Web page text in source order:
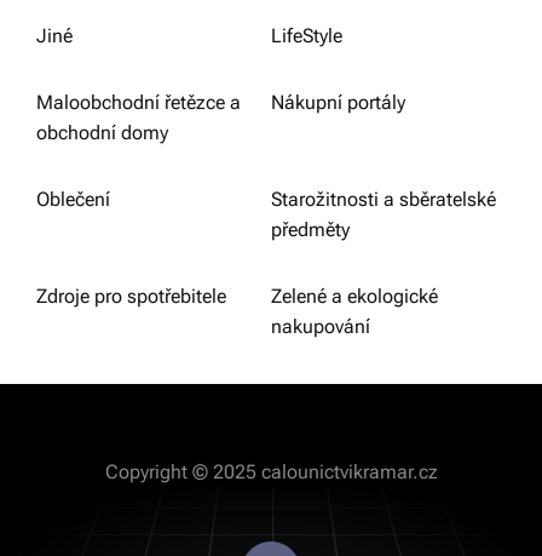
Jiné LifeStyle
Maloobchodní řetězce a
obchodní domy
Nákupní portály
Oblečení
Starožitnosti a sběratelské
předměty
Zdroje pro spotřebitele
Zelené a ekologické
nakupování
Copyright © 2025 calounictvikramar.cz